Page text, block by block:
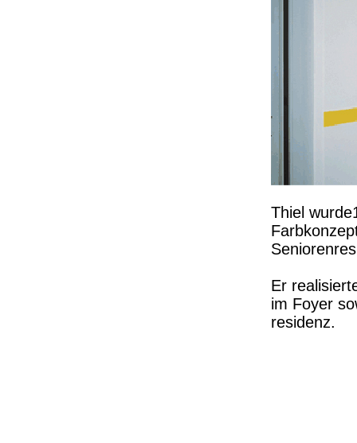
Thiel
Er
im Foyer
residenz.